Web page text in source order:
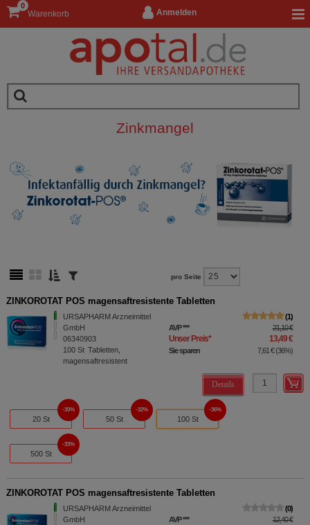
Anmelden
Warenkorb
0
Zinkmangel
pro Seite
ZINKOROTAT POS magensaftresistente Tabletten
URSAPHARM Arzneimittel
GmbH
06340903
100 St Tabletten,
magensaftresistent
1
AVP*** 21,10 €
Unser Preis* 13,49 €
Sie sparen 7,61 €(36%)
Details
20 St
30%
50 St
32%
100 St
36%
500 St
33%
ZINKOROTAT POS magensaftresistente Tabletten
URSAPHARM Arzneimittel
GmbH
0
AVP*** 12,40 €